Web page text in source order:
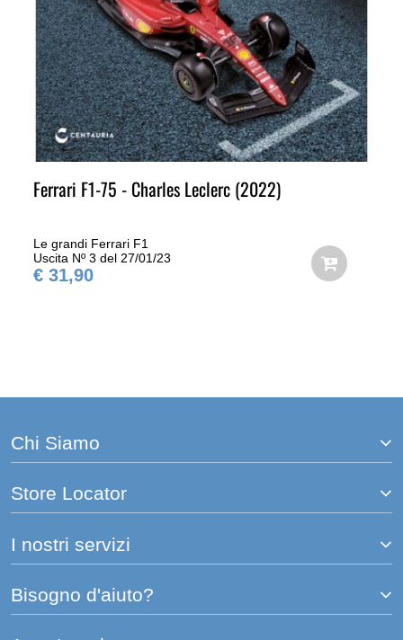
Ferrari F1-75 - Charles Leclerc (2022)
Le grandi Ferrari F1
Uscita Nº 3 del 27/01/23
€ 31,90
Chi Siamo
Store Locator
I nostri servizi
Bisogno d'aiuto?